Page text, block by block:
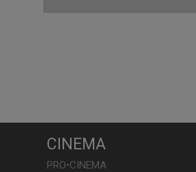
CINEMA
PRO•CINEMA